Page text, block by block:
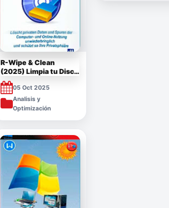
R-Wipe & Clean
(2025) Limpia tu Disco
Full v20.0. [Mega]
05 Oct 2025
Analisis y
Optimización